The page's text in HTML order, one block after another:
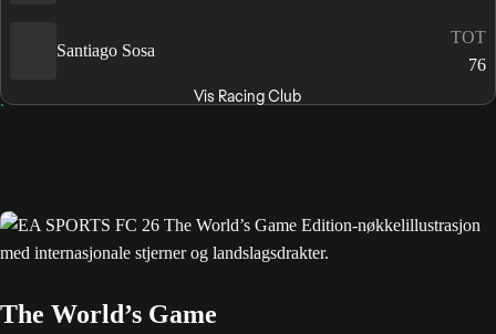
Santiago Sosa
TOT
76
Vis Racing Club
The World’s Game